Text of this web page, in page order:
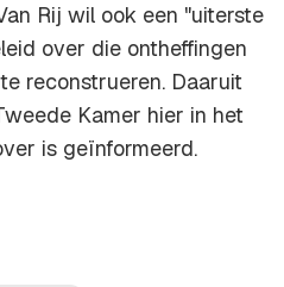
Rij wil ook een "uiterste
over die ontheffingen
reconstrueren. Daaruit
Kamer hier in het
is geïnformeerd.